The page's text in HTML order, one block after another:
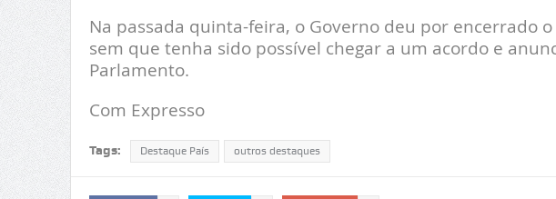
Na passada quinta-feira, o Governo deu por encerrado
sem que tenha sido possível chegar a um acordo e
Parlamento.
Com Expresso
Tags: Destaque País outros destaques